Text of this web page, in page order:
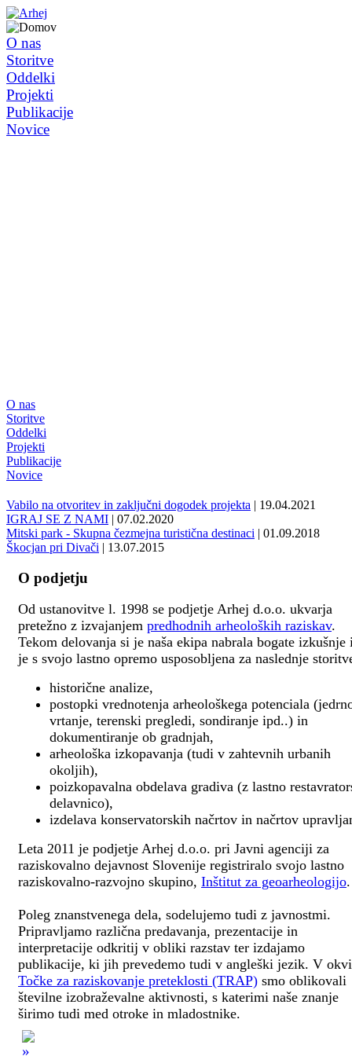
O nas
Storitve
Oddelki
Projekti
Publikacije
Novice
O nas
Storitve
Oddelki
Projekti
Publikacije
Novice
Vabilo na otvoritev in zaključni dogodek projekta | 19.04.2021
IGRAJ SE Z NAMI | 07.02.2020
Mitski park - Skupna čezmejna turistična destinaci | 01.09.2018
Škocjan pri Divači | 13.07.2015
O podjetju
Od ustanovitve l. 1998 se podjetje Arhej d.o.o. ukvarja
pretežno z izvajanjem predhodnih arheoloških raziskav.
Tekom delovanja si je naša ekipa nabrala bogate izkušnje
je s svojo lastno opremo usposobljena za naslednje
historične analize,
postopki vrednotenja arheološkega potenciala
vrtanje, terenski pregledi, sondiranje ipd..) in
dokumentiranje ob gradnjah,
arheološka izkopavanja (tudi v zahtevnih urbanih
okoljih),
poizkopavalna obdelava gradiva (z lastno
delavnico),
izdelava konservatorskih načrtov in načrtov
Leta 2011 je podjetje Arhej d.o.o. pri Javni agenciji za
raziskovalno dejavnost Slovenije registriralo svojo lastno
raziskovalno-razvojno skupino, Inštitut za geoarheologijo.
Poleg znanstvenega dela, sodelujemo tudi z javnostmi.
Pripravljamo različna predavanja, prezentacije in
interpretacije odkritij v obliki razstav ter izdajamo
publikacije, ki jih prevedemo tudi v angleški jezik. V
Točke za raziskovanje preteklosti (TRAP) smo oblikovali
številne izobraževalne aktivnosti, s katerimi naše znanje
širimo tudi med otroke in mladostnike.